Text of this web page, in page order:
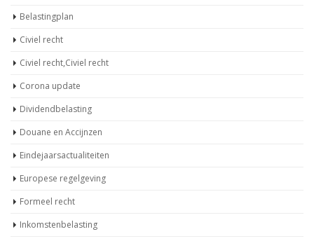
Belastingplan
Civiel recht
Civiel recht,Civiel recht
Corona update
Dividendbelasting
Douane en Accijnzen
Eindejaarsactualiteiten
Europese regelgeving
Formeel recht
Inkomstenbelasting